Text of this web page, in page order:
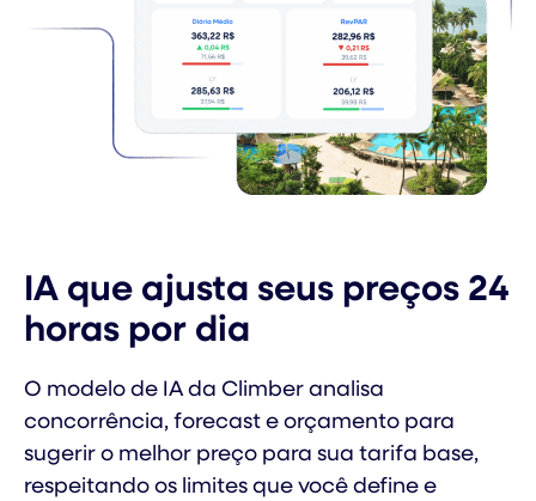
IA que ajusta seus preços 24
horas por dia
O modelo de IA da Climber analisa
concorrência, forecast e orçamento para
sugerir o melhor preço para sua tarifa base,
respeitando os limites que você define e